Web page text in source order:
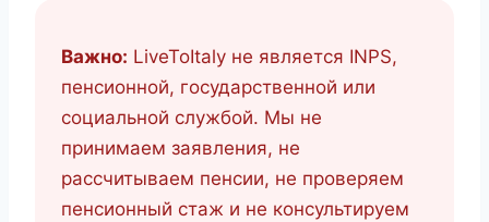
Важно: LiveToItaly не является INPS,
пенсионной, государственной или
социальной службой. Мы не
принимаем заявления, не
рассчитываем пенсии, не проверяем
пенсионный стаж и не консультируем